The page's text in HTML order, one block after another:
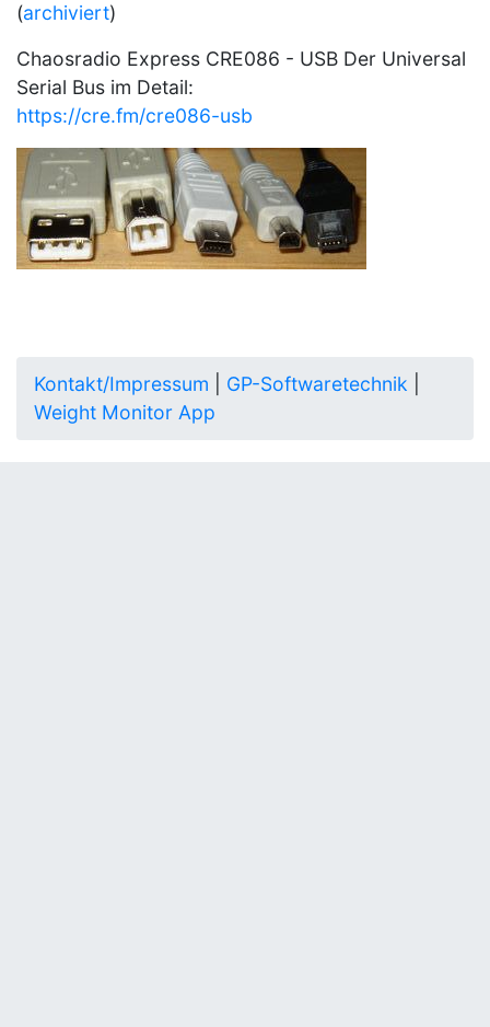
(archiviert)
Chaosradio Express CRE086 - USB Der Universal
Serial Bus im Detail:
https://cre.fm/cre086-usb
Kontakt/Impressum GP-Softwaretechnik
Weight Monitor App